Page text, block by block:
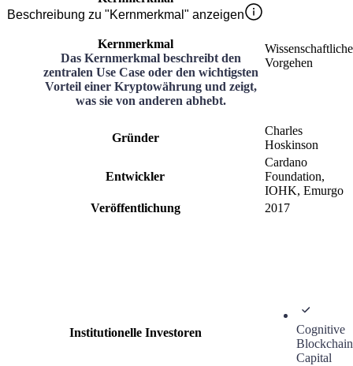
Beschreibung zu "Kernmerkmal" anzeigen
Kernmerkmal
Das Kernmerkmal beschreibt den
zentralen Use Case oder den wichtigsten
Vorteil einer Kryptowährung und zeigt,
was sie von anderen abhebt.
Vorgehen
Gründer
Charles
Hoskinson
Entwickler
Cardano
Foundation,
IOHK, Emurgo
Veröffentlichung
2017
Institutionelle Investoren
Cognitive
Blockchain
Capital